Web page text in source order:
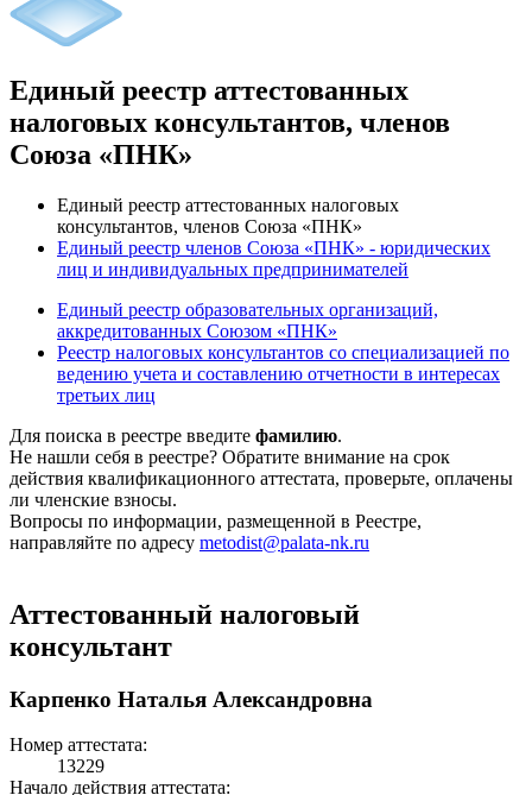
Единый реестр аттестованных
налоговых консультантов, членов
Союза «ПНК»
Единый реестр аттестованных налоговых
консультантов, членов Союза «ПНК»
Единый реестр членов Союза «ПНК» - юридических
лиц и индивидуальных предпринимателей
Единый реестр образовательных организаций,
аккредитованных Союзом «ПНК»
Реестр налоговых консультантов со специализацией по
ведению учета и составлению отчетности в интересах
третьих лиц
Для поиска в реестре введите фамилию.
Не нашли себя в реестре? Обратите внимание на срок
действия квалификационного аттестата, проверьте, оплачены
ли членские взносы.
Вопросы по информации, размещенной в Реестре,
направляйте по адресу metodist@palata-nk.ru
Аттестованный налоговый
консультант
Карпенко Наталья Александровна
Номер аттестата:
13229
Начало действия аттестата: